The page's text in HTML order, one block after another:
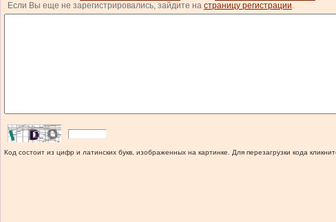
Если Вы еще не зарегистрировались, зайдите на страницу регистрации.
Код состоит из цифр и латинских букв, изображенных на картинке. Для перезагрузки кода